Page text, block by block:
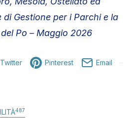
di Gestione per i Parchi e la
Po – Maggio 2026
Twitter Pinterest Email
487